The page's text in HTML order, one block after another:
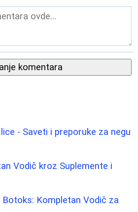
komentara
- Saveti i preporuke za negu
Vodič kroz Suplemente i
Kompletan Vodič za